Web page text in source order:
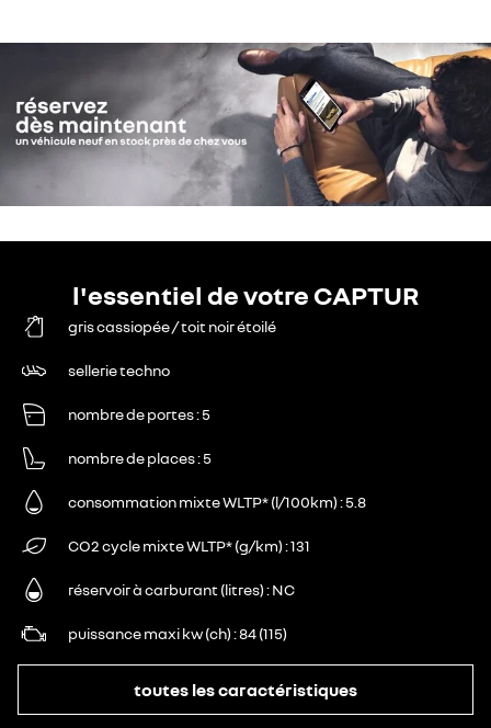
l'essentiel de votre CAPTUR
gris cassiopée / toit noir étoilé
sellerie techno
nombre de portes 5
nombre de places 5
consommation mixte WLTP* (l/100km) 5.8
CO2 cycle mixte WLTP* (g/km) 131
réservoir à carburant (litres) NC
puissance maxi kw (ch) 84 (115)
toutes les caractéristiques